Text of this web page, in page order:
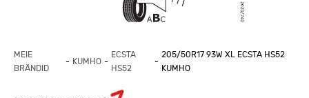
MEIE
BRÄNDID
KUMHO
ECSTA
HS52
205/50R17 93W XL ECSTA HS52
KUMHO